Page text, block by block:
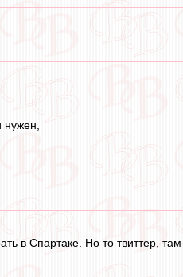
нужен,
в Спартаке. Но то твиттер,